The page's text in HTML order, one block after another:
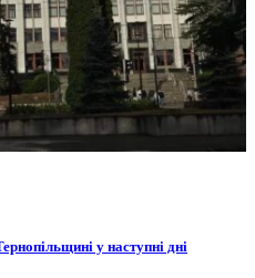
у наступні дні